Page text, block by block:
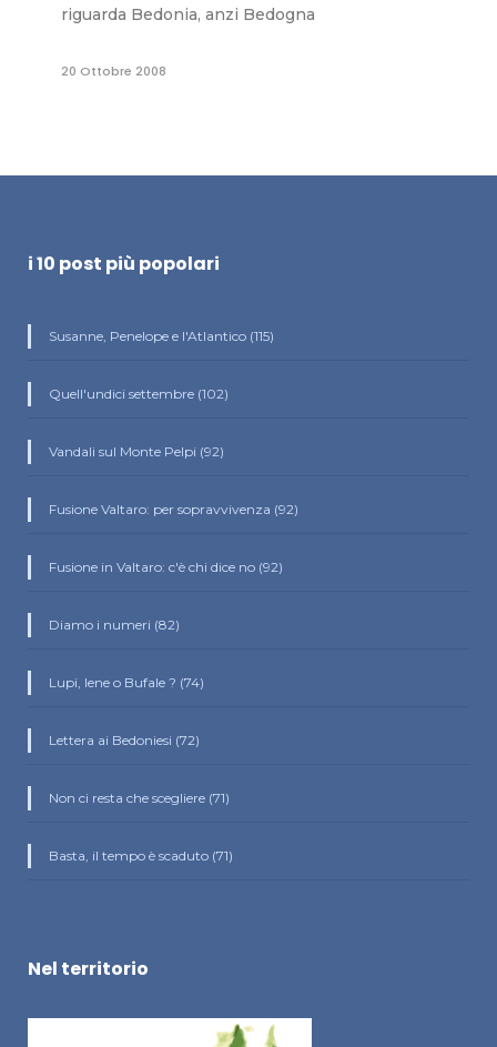
riguarda Bedonia, anzi Bedogna
20 Ottobre 2008
i 10 post più popolari
Susanne, Penelope e l'Atlantico (115)
Quell'undici settembre (102)
Vandali sul Monte Pelpi (92)
Fusione Valtaro: per sopravvivenza (92)
Fusione in Valtaro: c'è chi dice no (92)
Diamo i numeri (82)
Lupi, Iene o Bufale ? (74)
Lettera ai Bedoniesi (72)
Non ci resta che scegliere (71)
Basta, il tempo è scaduto (71)
Nel territorio